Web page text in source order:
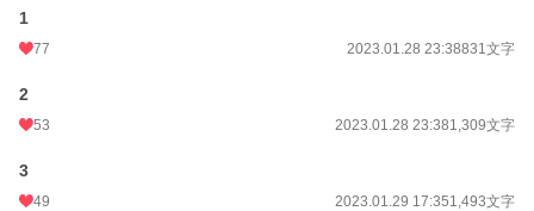
週間ポイント
1
77 2023.01.28 23:38831文字
2
53 2023.01.28 23:381,309文字
3
49 2023.01.29 17:351,493文字